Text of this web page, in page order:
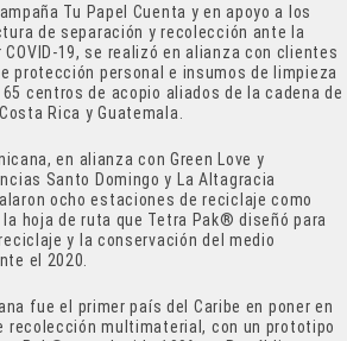
Tu Papel Cuenta y en apoyo a los
de separación y recolección ante la
19, se realizó en alianza con clientes
protección personal e insumos de limpieza
centros de acopio aliados de la cadena de
Rica y Guatemala.
en alianza con Green Love y
Santo Domingo y La Altagracia
ocho estaciones de reciclaje como
hoja de ruta que Tetra Pak® diseñó para
y la conservación del medio
el 2020.
fue el primer país del Caribe en poner en
recolección multimaterial, con un prototipo